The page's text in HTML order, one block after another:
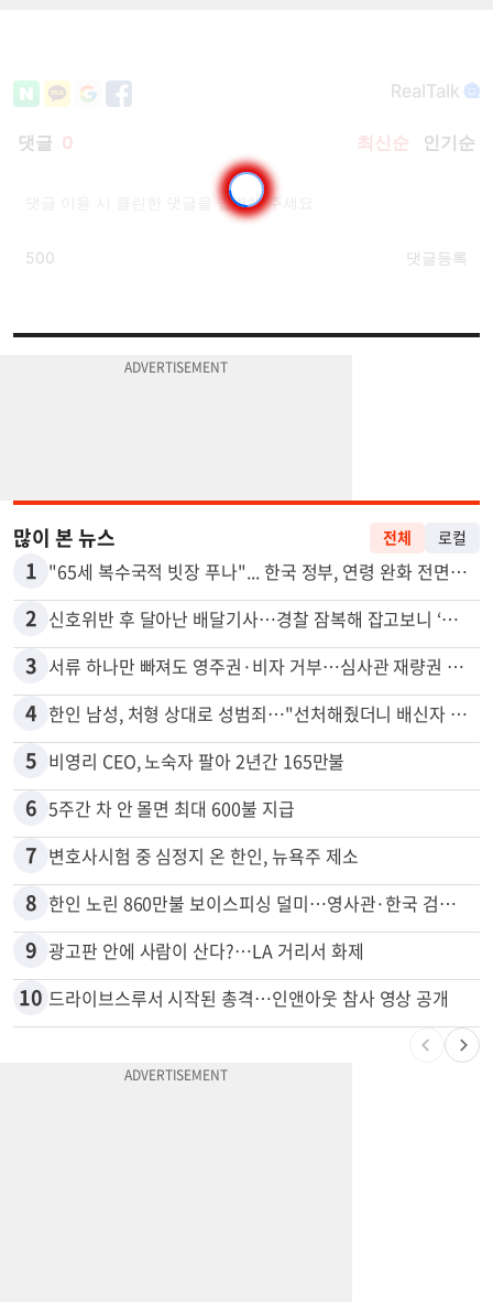
많이 본 뉴스 전체 로컬
1 "65세 복수국적 빗장 푸나"... 한국 정부, 연령 완화 전면 추진
2 신호위반 후 달아난 배달기사…경찰 잠복해 잡고보니 ‘반전’
3 서류 하나만 빠져도 영주권·비자 거부…심사관 재량권 대폭 확대
4 한인 남성, 처형 상대로 성범죄…"선처해줬더니 배신자 취급"
5 비영리 CEO, 노숙자 팔아 2년간 165만불
6 5주간 차 안 몰면 최대 600불 지급
7 변호사시험 중 심정지 온 한인, 뉴욕주 제소
8 한인 노린 860만불 보이스피싱 덜미…영사관·한국 검찰 사칭
9 광고판 안에 사람이 산다?…LA 거리서 화제
10 드라이브스루서 시작된 총격…인앤아웃 참사 영상 공개